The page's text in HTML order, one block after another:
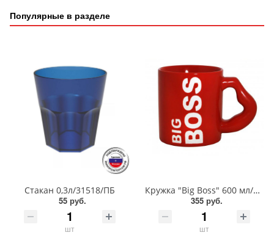
Популярные в разделе
Стакан 0,3л/31518/ПБ
55 руб.
шт
Кружка "Big Boss" 600 мл/MFK07897
355 руб.
шт